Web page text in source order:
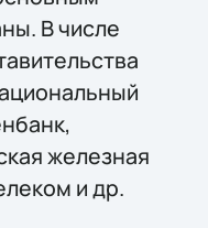
В числе
железная
и др.